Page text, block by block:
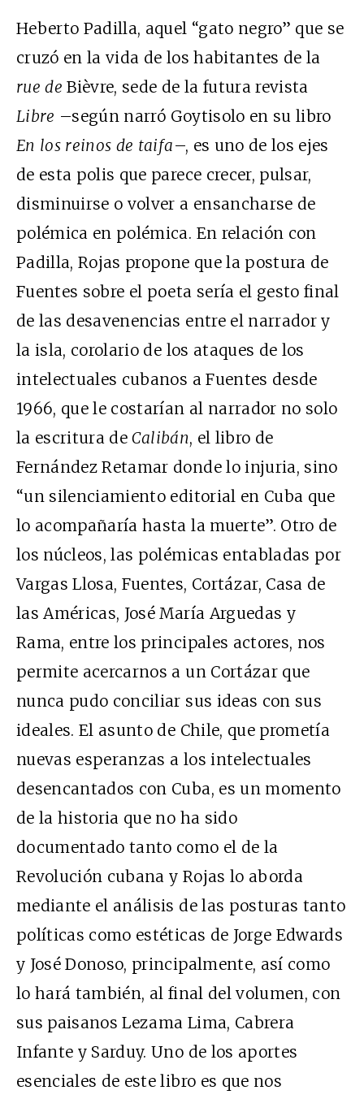
Heberto Padilla, aquel “gato negro” que se
cruzó en la vida de los habitantes de la
rue deBièvre, sede de la futura revista
Libre –según narró Goytisolo en su libro
En los reinos de taifa–, es uno de los ejes
de esta polis que parece crecer, pulsar,
disminuirse o volver a ensancharse de
polémica en polémica. En relación con
Padilla, Rojas propone que la postura de
Fuentes sobre el poeta sería el gesto final
de las desavenencias entre el narrador y
la isla, corolario de los ataques de los
intelectuales cubanos a Fuentes desde
1966, que le costarían al narrador no solo
la escritura deCalibán, el libro de
Fernández Retamar donde lo injuria, sino
“un silenciamiento editorial en Cuba que
lo acompañaría hasta la muerte”. Otro de
los núcleos, las polémicas entabladas por
Vargas Llosa, Fuentes, Cortázar, Casa de
las Américas, José María Arguedas y
Rama, entre los principales actores, nos
permite acercarnos a un Cortázar que
nunca pudo conciliar sus ideas con sus
ideales. El asunto de Chile, que prometía
nuevas esperanzas a los intelectuales
desencantados con Cuba, es un momento
de la historia que no ha sido
documentado tanto como el de la
Revolución cubana y Rojas lo aborda
mediante el análisis de las posturas tanto
políticas como estéticas de Jorge Edwards
y José Donoso, principalmente, así como
lo hará también, al final del volumen, con
sus paisanos Lezama Lima, Cabrera
Infante y Sarduy. Uno de los aportes
esenciales de este libro es que nos